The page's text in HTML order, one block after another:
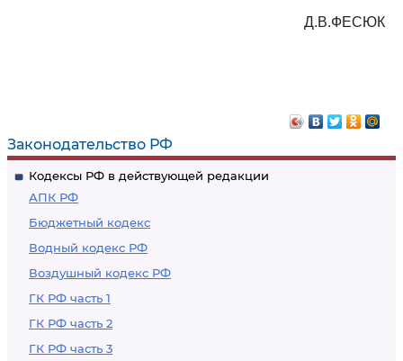
Законодательство РФ
Кодексы РФ в действующей редакции
АПК РФ
Бюджетный кодекс
Водный кодекс РФ
Воздушный кодекс РФ
ГК РФ часть 1
ГК РФ часть 2
ГК РФ часть 3
Д.В.ФЕСЮК